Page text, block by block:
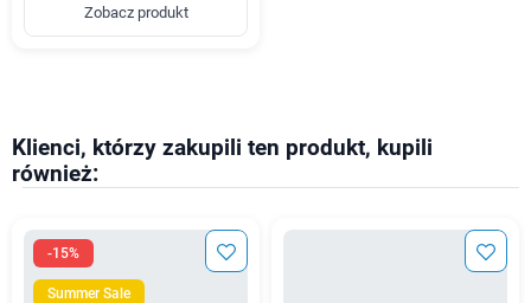
Zobacz produkt
Klienci, którzy zakupili ten produkt, kupili
również:
-15%
Summer Sale